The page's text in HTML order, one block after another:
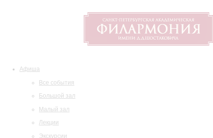
Афиша
Все события
Большой зал
Малый зал
Лекции
Экскурсии